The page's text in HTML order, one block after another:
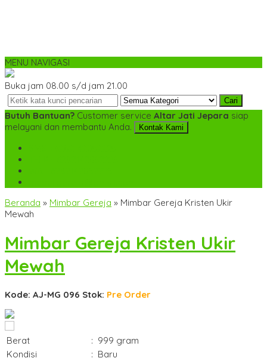
MENU NAVIGASI
Buka jam 08.00 s/d jam 21.00
Cari
Butuh Bantuan? Customer service Altar Jati Jepara siap
melayani dan membantu Anda.
Kontak Kami
Beranda » Mimbar Gereja » Mimbar Gereja Kristen Ukir
Mewah
Mimbar Gereja Kristen Ukir
Mewah
Kode: AJ-MG 096 Stok: Pre Order
Berat : 999 gram
Kondisi
: Baru